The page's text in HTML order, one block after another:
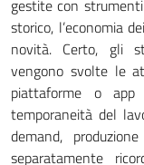
gestite con
storico, l’economia
novità. Certo, gli
vengono svolte le
piattaforme o
temporaneità del
demand,
separatamente